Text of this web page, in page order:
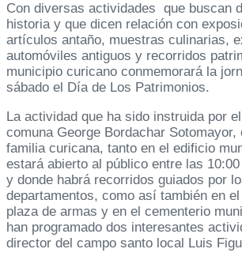
Con diversas actividades que buscan
historia y que dicen relación con
artículos antaño, muestras culinarias,
automóviles antiguos y recorridos
municipio curicano conmemorará la
sábado el Día de Los Patrimonios.
La actividad que ha sido instruida por
comuna George Bordachar
familia curicana, tanto en el edificio
estará abierto al público entre las
y donde habrá recorridos guiados por
departamentos, como así también en
plaza de armas y en el cementerio
han programado dos interesantes
director del campo santo local Luis